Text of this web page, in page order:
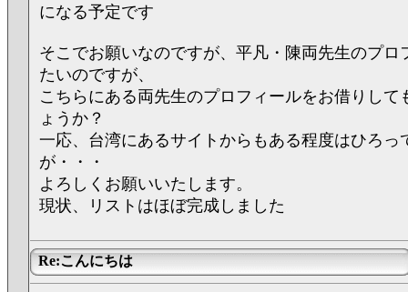
になる予定です
そこでお願いなのですが、平凡・陳両先生のプロ
たいのですが、
こちらにある両先生のプロフィールをお借りして
ょうか？
一応、台湾にあるサイトからもある程度はひろっ
が・・・
よろしくお願いいたします。
現状、リストはほぼ完成しました
Re:こんにちは